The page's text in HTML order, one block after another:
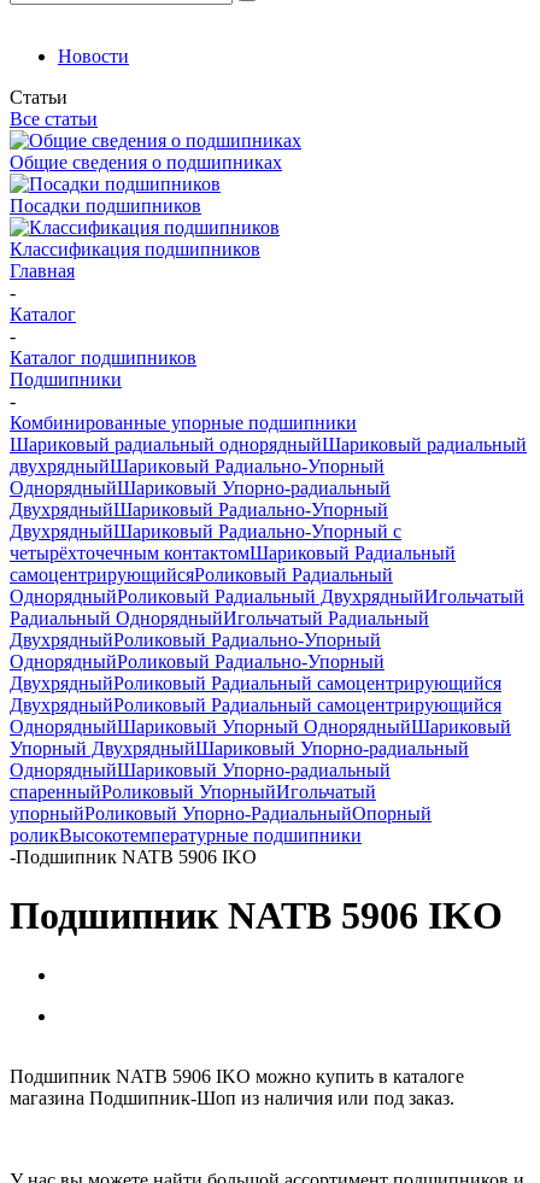
Новости
Статьи
Все статьи
Общие сведения о подшипниках
Посадки подшипников
Классификация подшипников
Главная
-
Каталог
-
Каталог подшипников
Подшипники
-
Комбинированные упорные подшипники
Шариковый радиальный однорядныйШариковый радиальный
двухрядныйШариковый Радиально-Упорный
ОднорядныйШариковый Упорно-радиальный
ДвухрядныйШариковый Радиально-Упорный
ДвухрядныйШариковый Радиально-Упорный с
четырёхточечным контактомШариковый Радиальный
самоцентрирующийсяРоликовый Радиальный
ОднорядныйРоликовый Радиальный ДвухрядныйИгольчатый
Радиальный ОднорядныйИгольчатый Радиальный
ДвухрядныйРоликовый Радиально-Упорный
ОднорядныйРоликовый Радиально-Упорный
ДвухрядныйРоликовый Радиальный самоцентрирующийся
ДвухрядныйРоликовый Радиальный самоцентрирующийся
ОднорядныйШариковый Упорный ОднорядныйШариковый
Упорный ДвухрядныйШариковый Упорно-радиальный
ОднорядныйШариковый Упорно-радиальный
спаренныйРоликовый УпорныйИгольчатый
упорныйРоликовый Упорно-РадиальныйОпорный
роликВысокотемпературные подшипники
-Подшипник NATB 5906 IKO
Подшипник NATB 5906 IKO
Подшипник NATB 5906 IKO можно купить в каталоге
магазина Подшипник-Шоп из наличия или под заказ.